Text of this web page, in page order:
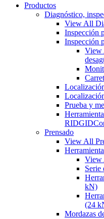
Productos
Diagnóstico,
View All
Inspección
Inspección
View
Prueba y
Prensado
View All
View
Serie
kN)
(24
Mordazas